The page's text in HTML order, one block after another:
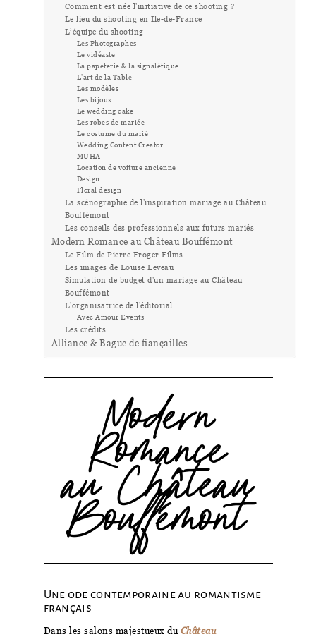
Comment est née l'initiative de ce shooting ?
Le lieu du shooting en Ile-de-France
L’équipe du shooting
Les Photographes
Le vidéaste
La papeterie & la signalétique
L'art de la Table
Les modèles
Les bijoux
Le wedding cake
Les robes de mariée
Le costume du marié
Wedding Content Creator
MUHA
Location de voiture ancienne
Design
Floral design
La scénographie de l'inspiration mariage au Château
Bouffémont
Les conseils des professionnels aux futurs mariés
Modern Romance au Château Bouffémont
Le Film de Pierre Froger Films
Les images de Louise Leveau
Simulation de budget d'un mariage au Château
Bouffémont
L'organisatrice de l'éditorial
Avec Amour Events
Les crédits
Alliance & Bague de fiançailles
Modern
Romance
au Château
Bouffémont
Une ode contemporaine au romantisme
français
Dans les salons majestueux du Château